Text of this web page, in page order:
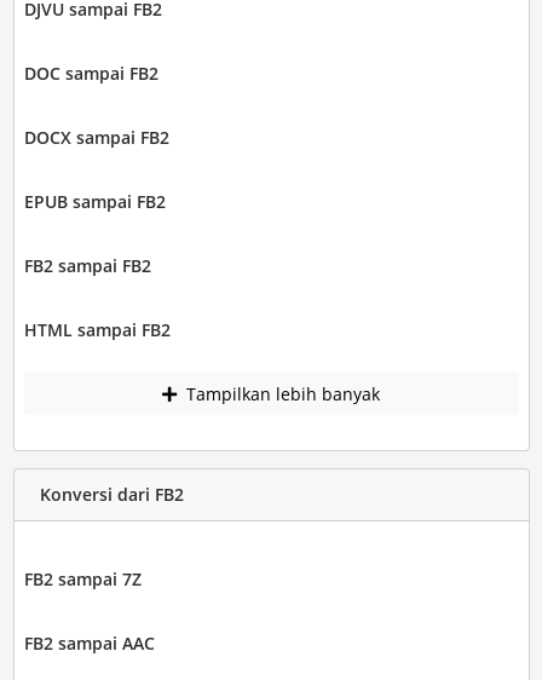
DJVU sampai FB2
DOC sampai FB2
DOCX sampai FB2
EPUB sampai FB2
FB2 sampai FB2
HTML sampai FB2
Tampilkan lebih banyak
Konversi dari FB2
FB2 sampai 7Z
FB2 sampai AAC